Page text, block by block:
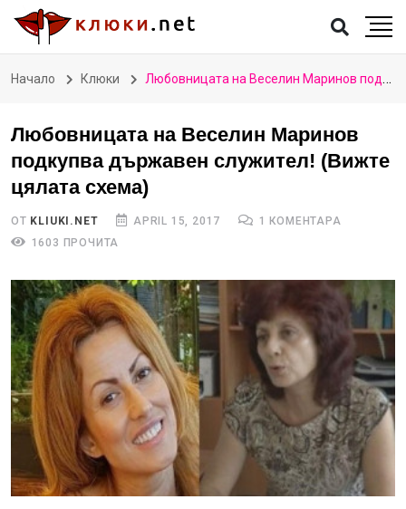
Начало Клюки Любовницата на Веселин Маринов подкупва държавен служител! (Вижте цялата схема)
Любовницата на Веселин Маринов
подкупва държавен служител! (Вижте
цялата схема)
ОТ KLIUKI.NET APRIL 15, 2017
1 КОМЕНТАРА
1603 ПРОЧИТА